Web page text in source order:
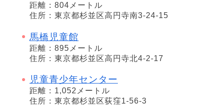
距離：804メートル
住所：東京都杉並区高円寺南3-24-15
馬橋児童館
距離：895メートル
住所：東京都杉並区高円寺北4-2-17
児童青少年センター
距離：1,052メートル
住所：東京都杉並区荻窪1-56-3